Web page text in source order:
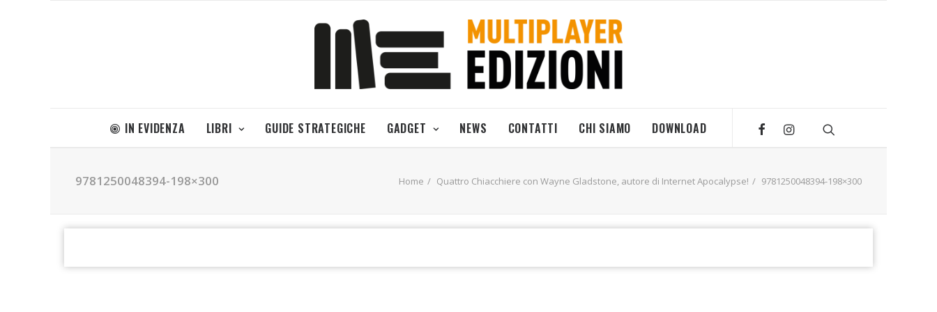
IN EVIDENZA LIBRI GUIDE STRATEGICHE GADGET NEWS CONTATTI CHI SIAMO DOWNLOAD
9781250048394-198×300 Home Quattro Chiacchiere con Wayne Gladstone, autore di Internet Apocalypse! 9781250048394-198×300